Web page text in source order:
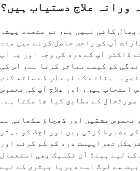
ورانہ علاج دستیاب ہیں؟
بھال کافی نہیں ہے، تو متعدد پیشہ
آپ کو راحت حاصل کرنے میں مدد
ڈاکٹر آپ کے درد کی وجہ اور یہ آپ
کو کیسے متاثر کرتا ہے، اس کی
بنانے کے لیے آپ کے ساتھ کام
انتخاب ہیں، اور علاج آپ کی مخصوص
صورتحال کے مطابق کیا جا سکتا ہے۔
مخصوص مشقیں اور کھچاؤ سکھاتی ہے
مضبوط کرتی ہیں اور لچک کو بہتر
تھراپیست درد کو کم کرنے اور
کے لیے ہینڈ آن تکنیک بھی استعمال
سے لوگ اسے دیرپا بہتری کے لیے